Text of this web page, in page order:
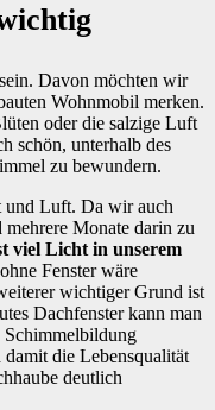
Davon möchten wir
Wohnmobil merken.
oder die salzige Luft
schön, unterhalb des
zu bewundern.
und Luft. Da wir auch
Monate darin zu
viel Licht in unserem
Fenster wäre
wichtiger Grund ist
Dachfenster kann man
die Lebensqualität
deutlich